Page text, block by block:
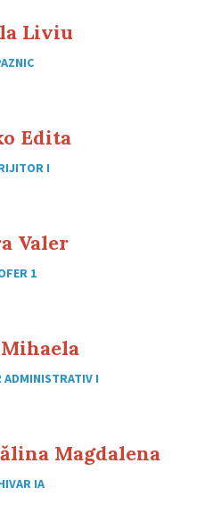
Liviu
Edita
I
Valer
1
ADMINISTRATIV I
Magdalena
IA